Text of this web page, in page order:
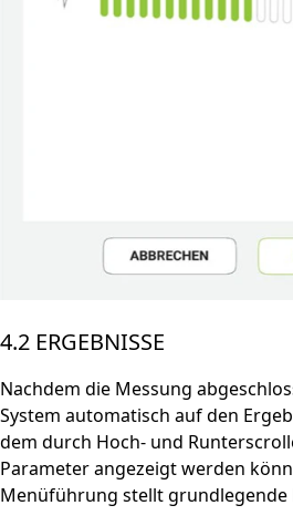
4.2 ERGEBNISSE
Nachdem die Messung
System automatisch auf den
dem durch Hoch- und
Parameter angezeigt werden
Menüführung stellt grundlegende